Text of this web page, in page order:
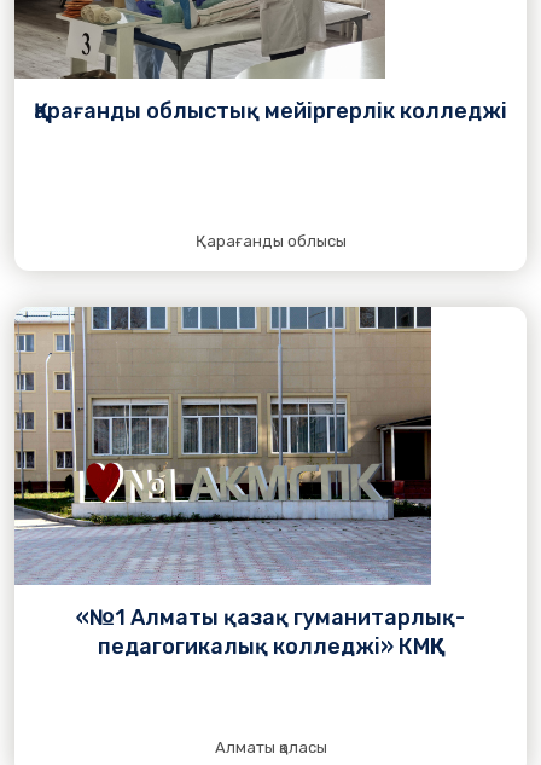
Қарағанды облыстық мейіргерлік колледжі
Қарағанды облысы
«№1 Алматы қазақ гуманитарлық-
педагогикалық колледжі» КМҚК
Алматы қаласы